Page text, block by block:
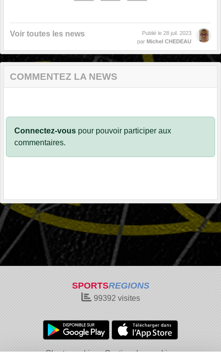
Voir toutes les news Publié le 28 juil. 2023
par Michel CHEDEAU
COMMENTEZ LA NEWS
Connectez-vous pour pouvoir participer aux
commentaires.
SPORTSREGIONS
99392 visites
Charte cookies Gestion des cookies